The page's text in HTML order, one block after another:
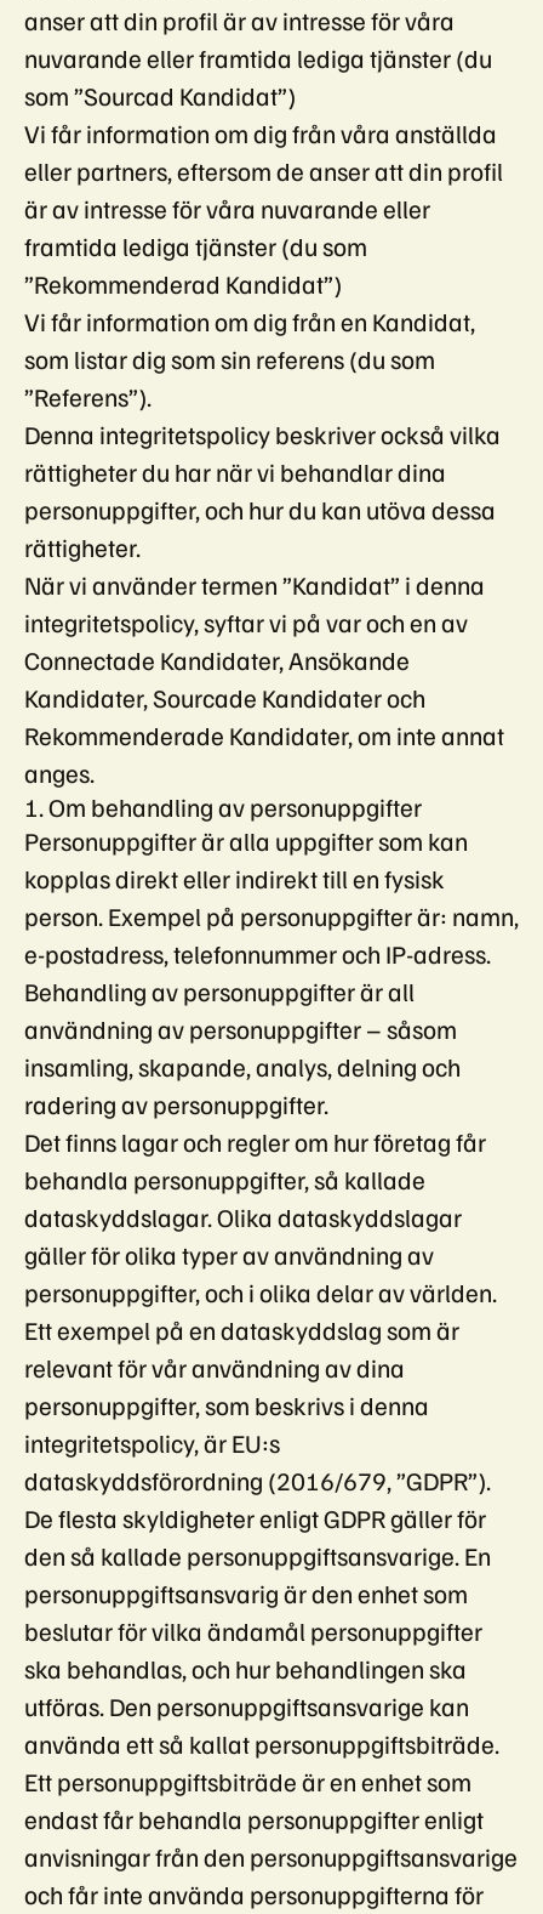
anser att din profil är av intresse för våra
nuvarande eller framtida lediga tjänster (du
som ”Sourcad Kandidat”)
Vi får information om dig från våra anställda
eller partners, eftersom de anser att din profil
är av intresse för våra nuvarande eller
framtida lediga tjänster (du som
”Rekommenderad Kandidat”)
Vi får information om dig från en Kandidat,
som listar dig som sin referens (du som
”Referens”).
Denna integritetspolicy beskriver också vilka
rättigheter du har när vi behandlar dina
personuppgifter, och hur du kan utöva dessa
rättigheter.
När vi använder termen ”Kandidat” i denna
integritetspolicy, syftar vi på var och en av
Connectade Kandidater, Ansökande
Kandidater, Sourcade Kandidater och
Rekommenderade Kandidater, om inte annat
anges.
1. Om behandling av personuppgifter
Personuppgifter är alla uppgifter som kan
kopplas direkt eller indirekt till en fysisk
person. Exempel på personuppgifter är: namn,
e-postadress, telefonnummer och IP-adress.
Behandling av personuppgifter är all
användning av personuppgifter – såsom
insamling, skapande, analys, delning och
radering av personuppgifter.
Det finns lagar och regler om hur företag får
behandla personuppgifter, så kallade
dataskyddslagar. Olika dataskyddslagar
gäller för olika typer av användning av
personuppgifter, och i olika delar av världen.
Ett exempel på en dataskyddslag som är
relevant för vår användning av dina
personuppgifter, som beskrivs i denna
integritetspolicy, är EU:s
dataskyddsförordning (2016/679, ”GDPR”).
De flesta skyldigheter enligt GDPR gäller för
den så kallade personuppgiftsansvarige. En
personuppgiftsansvarig är den enhet som
beslutar för vilka ändamål personuppgifter
ska behandlas, och hur behandlingen ska
utföras. Den personuppgiftsansvarige kan
använda ett så kallat personuppgiftsbiträde.
Ett personuppgiftsbiträde är en enhet som
endast får behandla personuppgifter enligt
anvisningar från den personuppgiftsansvarige
och får inte använda personuppgifterna för